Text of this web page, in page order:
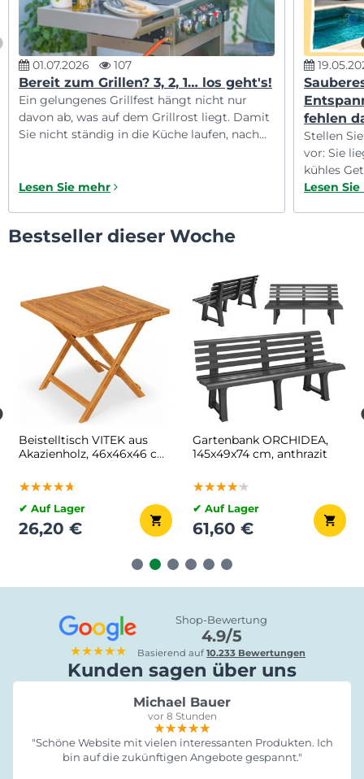
01.07.2026 107
Bereit zum Grillen? 3, 2, 1… los geht's!
Ein gelungenes Grillfest hängt nicht nur
davon ab, was auf dem Grillrost liegt. Damit
Sie nicht ständig in die Küche laufen, nach
lohnt es sich, den Garten so vorzubereiten,
Grillen ganz entspannt zu genießen!
Lesen Sie mehr
fehlen
Stellen
vor: Sie
kühles
können.
Lesen
Bestseller dieser Woche
Holzregal ÖLAND,
58x27x136 cm, 5
★★★★★
★★★★★
★★★★★
✔ Auf Lager
34 €
Gartenkomposter -
Compogreen 800 l,
★★★★★
★★★★★
★★★★★
✔ Auf Lager
68,20 €
★★★★★
Shop-Bewertung
4.9/5
Basierend auf10.233 Bewertungen
Kunden sagen über uns
Michael Bauer
vor 8 Stunden
★★★★★
★★★★★
★★★★★
"Schöne Website mit vielen interessanten Produkten. Ich
bin auf die zukünftigen Angebote gespannt."